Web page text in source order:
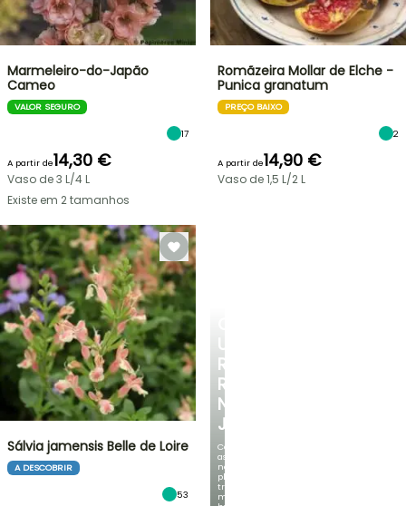
UM
RECANTO
REFRESCANTE
NO
JARDIM
Com
as
nossas
plantas
trepadeiras
mais
Marmeleiro-do-Japão
Cameo
VALOR SEGURO
17
A partir de14,30 €
Vaso de 3 L/4 L
Existe em 2 tamanhos
Romãzeira Mollar de Elche -
Punica granatum
PREÇO BAIXO
2
A partir de14,90 €
Vaso de 1,5 L/2 L
Sálvia jamensis Belle de Loire
A DESCOBRIR
53